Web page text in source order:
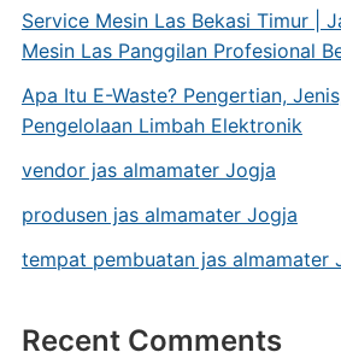
Service Mesin Las Bekasi Timur |
Mesin Las Panggilan Profesional
Apa Itu E-Waste? Pengertian,
Pengelolaan Limbah Elektronik
vendor jas almamater Jogja
produsen jas almamater Jogja
tempat pembuatan jas almamater
Recent Comments